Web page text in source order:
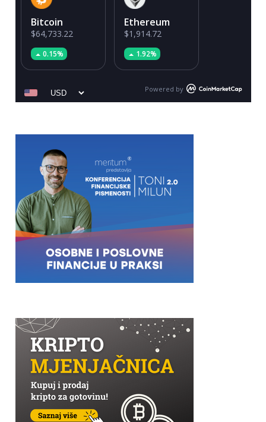
Bitcoin
$64,733.22
0.15%
Ethereum
$1,914.72
1.92%
Powered by